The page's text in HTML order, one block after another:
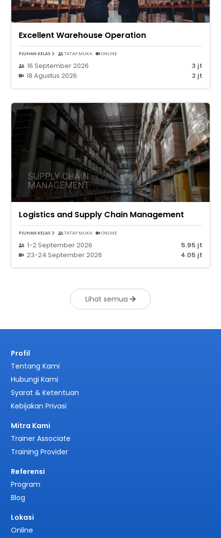
Excellent Warehouse Operation
PILIHAN KELAS TATAP MUKA ONLINE
16 September 2026
3 jt
18 Agustus 2026
2 jt
Logistics and Supply Chain Management
PILIHAN KELAS TATAP MUKA ONLINE
1-2 September 2026
5.95 jt
23-24 September 2026
4.05 jt
Lihat semua
Profil
Tentang Kami
Hubungi Kami
Syarat & Ketentuan
Kebijakan Privasi
Mitra Kami
Trainer Associate
Training Provider
Referensi
Program
Blog
Lokasi
Online